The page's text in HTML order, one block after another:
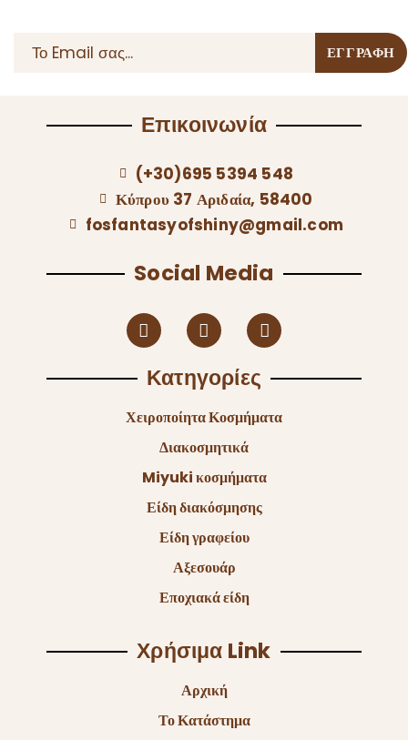
Επικοινωνία
(+30)695 5394 548
Κύπρου 37 Αριδαία, 58400
fosfantasyofshiny@gmail.com
Social Media
Κατηγορίες
Χειροποίητα Κοσμήματα
Διακοσμητικά
Miyuki κοσμήματα
Είδη διακόσμησης
Είδη γραφείου
Αξεσουάρ
Εποχιακά είδη
Χρήσιμα Link
Αρχική
Το Κατάστημα